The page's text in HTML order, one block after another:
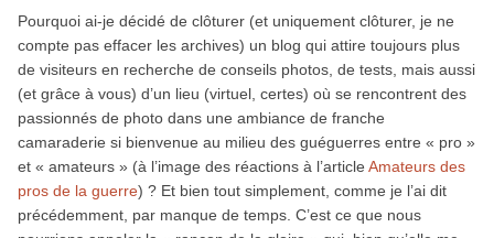
Pourquoi ai-je décidé de clôturer (et uniquement clôturer, je ne
compte pas effacer les archives) un blog qui attire toujours plus
de visiteurs en recherche de conseils photos, de tests, mais aussi
(et grâce à vous) d’un lieu (virtuel, certes) où se rencontrent des
passionnés de photo dans une ambiance de franche
camaraderie si bienvenue au milieu des guéguerres entre « pro »
et « amateurs » (à l’image des réactions à l’article Amateurs des
pros de la guerre) ? Et bien tout simplement, comme je l’ai dit
précédemment, par manque de temps. C’est ce que nous